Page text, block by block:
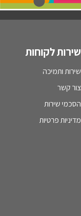
שירות לקוחות
שירות ותמיכה
צור קשר
הסכמי שירות
מדיניות פרטיות